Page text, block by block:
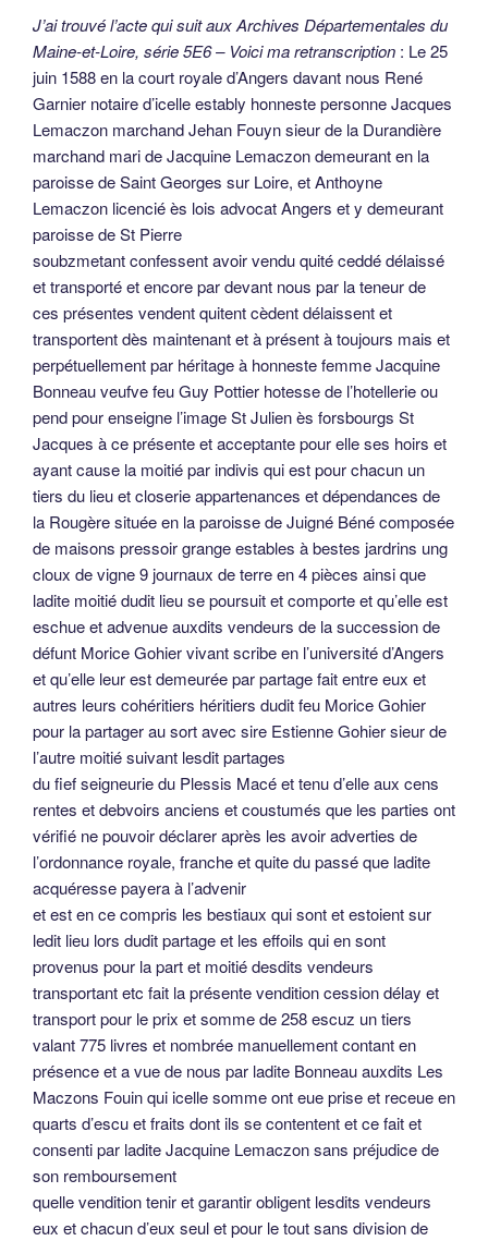
J’ai trouvé l’acte qui suit aux Archives Départementales du
Maine-et-Loire, série 5E6 – Voici ma retranscription : Le 25
juin 1588 en la court royale d’Angers davant nous René
Garnier notaire d’icelle estably honneste personne Jacques
Lemaczon marchand Jehan Fouyn sieur de la Durandière
marchand mari de Jacquine Lemaczon demeurant en la
paroisse de Saint Georges sur Loire, et Anthoyne
Lemaczon licencié ès lois advocat Angers et y demeurant
paroisse de St Pierre
soubzmetant confessent avoir vendu quité ceddé délaissé
et transporté et encore par devant nous par la teneur de
ces présentes vendent quitent cèdent délaissent et
transportent dès maintenant et à présent à toujours mais et
perpétuellement par héritage à honneste femme Jacquine
Bonneau veufve feu Guy Pottier hotesse de l’hotellerie ou
pend pour enseigne l’image St Julien ès forsbourgs St
Jacques à ce présente et acceptante pour elle ses hoirs et
ayant cause la moitié par indivis qui est pour chacun un
tiers du lieu et closerie appartenances et dépendances de
la Rougère située en la paroisse de Juigné Béné composée
de maisons pressoir grange estables à bestes jardrins ung
cloux de vigne 9 journaux de terre en 4 pièces ainsi que
ladite moitié dudit lieu se poursuit et comporte et qu’elle est
eschue et advenue auxdits vendeurs de la succession de
défunt Morice Gohier vivant scribe en l’université d’Angers
et qu’elle leur est demeurée par partage fait entre eux et
autres leurs cohéritiers héritiers dudit feu Morice Gohier
pour la partager au sort avec sire Estienne Gohier sieur de
l’autre moitié suivant lesdit partages
du fief seigneurie du Plessis Macé et tenu d’elle aux cens
rentes et debvoirs anciens et coustumés que les parties ont
vérifié ne pouvoir déclarer après les avoir adverties de
l’ordonnance royale, franche et quite du passé que ladite
acquéresse payera à l’advenir
et est en ce compris les bestiaux qui sont et estoient sur
ledit lieu lors dudit partage et les effoils qui en sont
provenus pour la part et moitié desdits vendeurs
transportant etc fait la présente vendition cession délay et
transport pour le prix et somme de 258 escuz un tiers
valant 775 livres et nombrée manuellement contant en
présence et a vue de nous par ladite Bonneau auxdits Les
Maczons Fouin qui icelle somme ont eue prise et receue en
quarts d’escu et fraits dont ils se contentent et ce fait et
consenti par ladite Jacquine Lemaczon sans préjudice de
son remboursement
quelle vendition tenir et garantir obligent lesdits vendeurs
eux et chacun d’eux seul et pour le tout sans division de